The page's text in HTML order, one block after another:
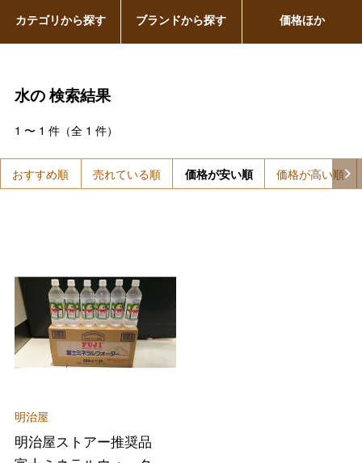
水の検索結果
1 〜 1 件（全 1 件）
おすすめ順 売れている順 価格が安い順 価格が高い順
明治屋
明治屋ストアー推奨品
カテゴリから探す ブランドから探す 価格ほか